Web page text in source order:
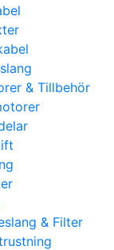
& Tillbehör
& Filter